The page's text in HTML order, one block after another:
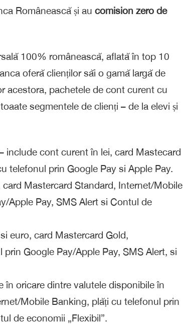
Românească și au comision zero de
100% românească, aflată în top 10
oferă clienților săi o gamă largă de
acestora, pachetele de cont curent cu
segmentele de clienți – de la elevi și
include cont curent în lei, card Mastecard
telefonul prin Google Pay si Apple Pay.
Mastercard Standard, Internet/Mobile
Apple Pay, SMS Alert si Contul de
euro, card Mastercard Gold,
Google Pay/Apple Pay, SMS Alert, si
în oricare dintre valutele disponibile în
Mobile Banking, plăți cu telefonul prin
de economii „Flexibil”.